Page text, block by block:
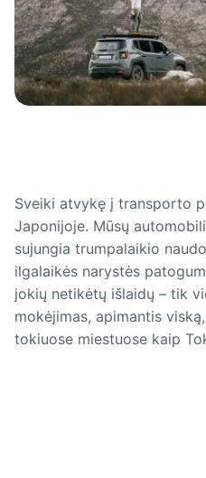
Sveiki atvykę į transporto
Japonijoje. Mūsų
sujungia trumpalaikio
ilgalaikės narystės
jokių netikėtų išlaidų – tik
mokėjimas, apimantis
tokiuose miestuose kaip